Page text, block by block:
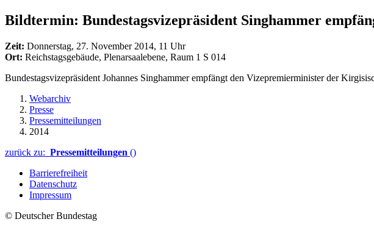
Bildtermin: Bundestagsvizepräsident Singhammer
Zeit: Donnerstag, 27. November 2014, 11 Uhr
Ort: Reichstagsgebäude, Plenarsaalebene, Raum 1 S 014
Bundestagsvizepräsident Johannes Singhammer empfängt den Vizepremierminister der
Webarchiv
Presse
Pressemitteilungen
2014
zurück zu: Pressemitteilungen ()
Barrierefreiheit
Datenschutz
Impressum
© Deutscher Bundestag